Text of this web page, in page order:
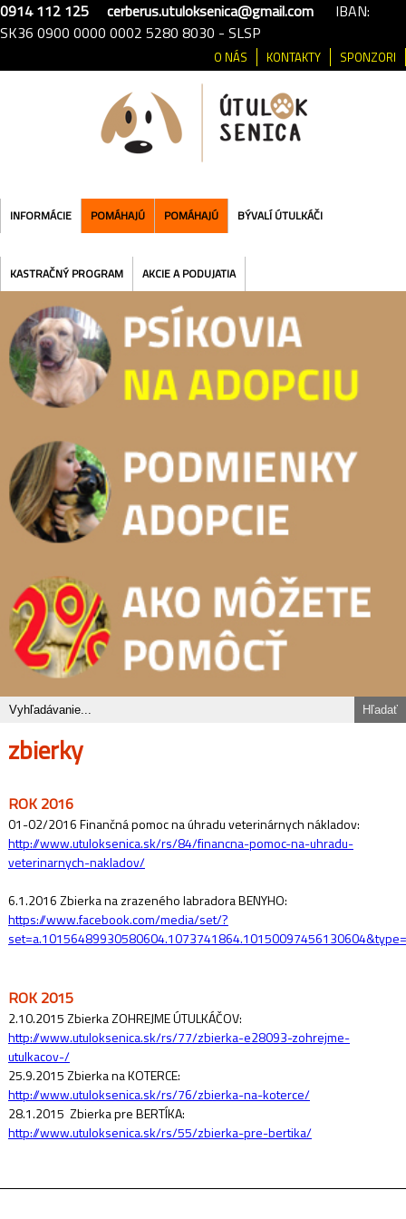
0914 112 125 cerberus.utuloksenica@gmail.com IBAN:
SK36 0900 0000 0002 5280 8030 - SLSP
SPONZORI
KONTAKTY
O NÁS
INFORMÁCIE POMÁHAJÚ POMÁHAJÚ BÝVALÍ ÚTULKÁČI
KASTRAČNÝ PROGRAM AKCIE A PODUJATIA
zbierky
ROK 2016
01-02/2016 Finančná pomoc na úhradu veterinárnych nákladov:
http://www.utuloksenica.sk/rs/84/financna-pomoc-na-uhradu-
veterinarnych-nakladov/
6.1.2016 Zbierka na zrazeného labradora BENYHO:
https://www.facebook.com/media/set/?
ROK 2015
2.10.2015 Zbierka ZOHREJME ÚTULKÁČOV:
http://www.utuloksenica.sk/rs/77/zbierka-e28093-zohrejme-
utulkacov-/
25.9.2015 Zbierka na KOTERCE:
http://www.utuloksenica.sk/rs/76/zbierka-na-koterce/
28.1.2015 Zbierka pre BERTÍKA:
http://www.utuloksenica.sk/rs/55/zbierka-pre-bertika/